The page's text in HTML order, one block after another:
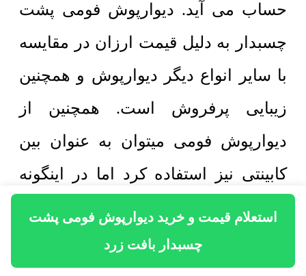
استعلام قیمت و خرید دیوارپوش فومی پشت
چسبدار بافت زرد
حساب می آید. دیوارپوش فومی پشت
چسبدار به دلیل قیمت ارزان در مقایسه
با سایر انواع دیگر دیوارپوش و همچنین
زیبایی پرفروش است. همچنین از
دیوارپوش فومی میتوان به عنوان بین
کابینتی نیز استفاده کرد اما در اینگونه
موارد باید دقت کرد که دیوارپوش از
نوعی باشد که در مقابل حرارت غیر قابل